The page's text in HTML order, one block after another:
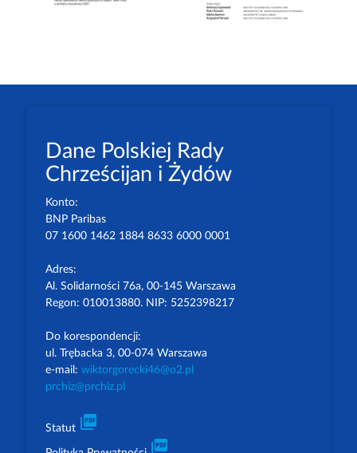
Dane Polskiej Rady
Chrześcijan i Żydów
Konto:
BNP Paribas
07 1600 1462 1884 8633 6000 0001
Adres:
Al. Solidarności 76a, 00-145 Warszawa
Regon: 010013880. NIP: 5252398217
Do korespondencji:
ul. Trębacka 3, 00-074 Warszawa
e-mail: wiktorgorecki46@o2.pl
prchiz@prchiz.pl
Statut picture_as_pdf
picture_as_pdf